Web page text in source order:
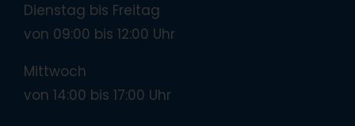
Dienstag bis Freitag
von 09:00 bis 12:00 Uhr
Mittwoch
von 14:00 bis 17:00 Uhr